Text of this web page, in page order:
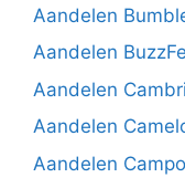
Aandelen
Aandelen
Aandelen
Aandelen
Aandelen